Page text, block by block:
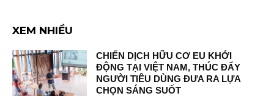
XEM NHIỀU
CHIẾN DỊCH HỮU CƠ EU KHỞI
ĐỘNG TẠI VIỆT NAM, THÚC ĐẨY
NGƯỜI TIÊU DÙNG ĐƯA RA LỰA
CHỌN SÁNG SUỐT